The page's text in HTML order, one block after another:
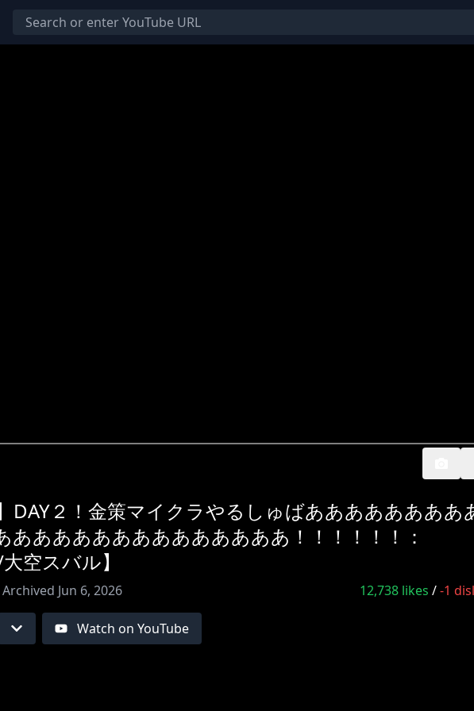
DAY２！金策マイクラやるしゅばああああああああ
あああああああああああああ！！！！！！：
空スバル】
Archived Jun 6, 2026 12,738 likes /-1
Watch on YouTube